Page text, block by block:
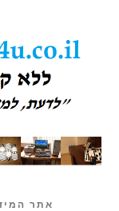
אתר המידע על